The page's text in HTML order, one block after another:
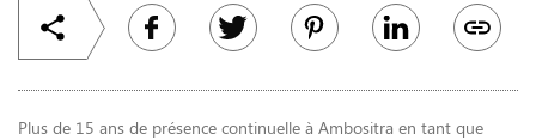
Plus de 15 ans de présence continuelle à Ambositra en tant que